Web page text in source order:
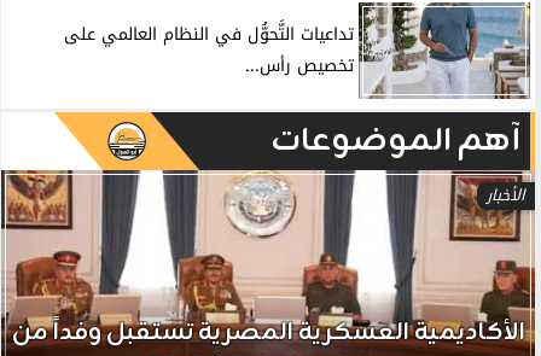
تداعيات التَّحوُّل في النظام العالمي على
تخصيص رأس...
آهم الموضوعات
الأخبار
الأكاديمية العسكرية المصرية تستقبل وفداً من